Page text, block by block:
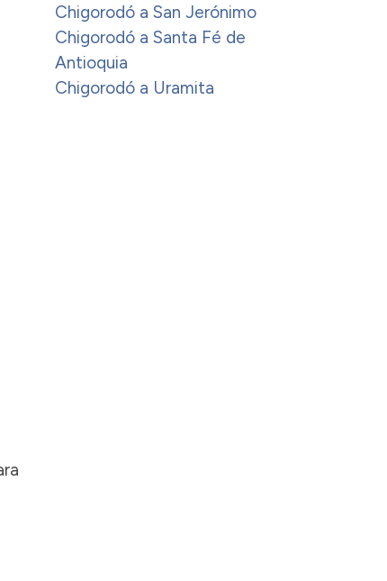
Chigorodó a San Jerónimo
Chigorodó a Santa Fé de
Antioquia
Chigorodó a Uramita